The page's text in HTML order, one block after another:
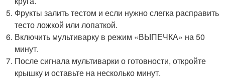
Фрукты залить тестом и если нужно слегка расправить
тесто ложкой или лопаткой.
Включить мультиварку в режим «ВЫПЕЧКА» на 50
минут.
После сигнала мультиварки о готовности, откройте
крышку и оставьте на несколько минут.